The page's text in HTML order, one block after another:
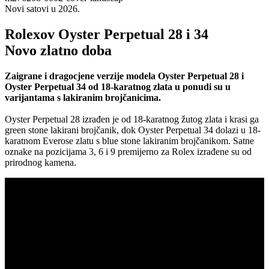
Novi satovi u 2026.
Rolexov Oyster Perpetual 28 i 34
Novo zlatno doba
Zaigrane i dragocjene verzije modela Oyster Perpetual 28 i
Oyster Perpetual 34 od 18-karatnog zlata u ponudi su u
varijantama s lakiranim brojčanicima.
Oyster Perpetual 28 izrađen je od 18-karatnog žutog zlata i krasi ga
green stone lakirani brojčanik, dok Oyster Perpetual 34 dolazi u 18-
karatnom Everose zlatu s blue stone lakiranim brojčanikom. Satne
oznake na pozicijama 3, 6 i 9 premijerno za Rolex izrađene su od
prirodnog kamena.